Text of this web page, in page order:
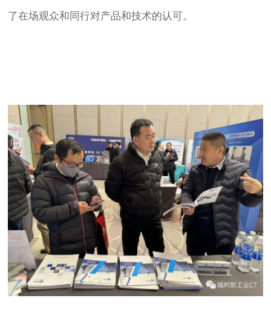
了在场观众和同行对产品和技术的认可。